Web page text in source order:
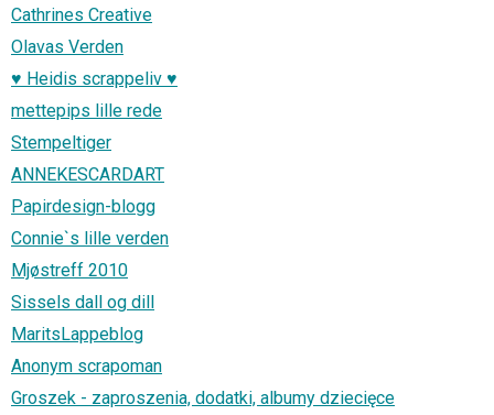
Cathrines Creative
Olavas Verden
♥ Heidis scrappeliv ♥
mettepips lille rede
Stempeltiger
ANNEKESCARDART
Papirdesign-blogg
Connie`s lille verden
Mjøstreff 2010
Sissels dall og dill
MaritsLappeblog
Anonym scrapoman
Groszek - zaproszenia, dodatki, albumy dziecięce